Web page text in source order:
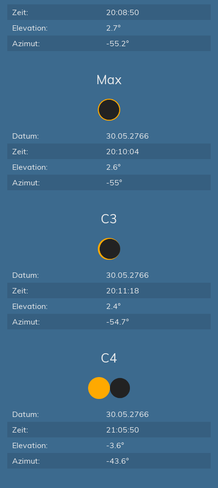
Zeit:
20:08:50
Elevation:
2.7°
Azimut:
-55.2°
Max
Datum:
30.05.2766
Zeit:
20:10:04
Elevation:
2.6°
Azimut:
-55°
C3
Datum:
30.05.2766
Zeit:
20:11:18
Elevation:
2.4°
Azimut:
-54.7°
C4
Datum:
30.05.2766
Zeit:
21:05:50
Elevation:
-3.6°
Azimut:
-43.6°